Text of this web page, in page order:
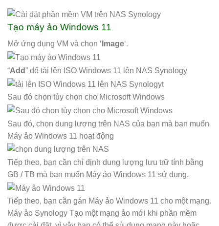
Tạo máy ảo Windows 11
Mở ứng dụng VM và chọn ‘ Image‘.
“Add” để tải lên ISO Windows 11 lên NAS Synology
Sau đó chọn tùy chọn cho Microsoft Windows
Sau đó, chọn dung lượng trên NAS của bạn mà bạn muốn
Máy ảo Windows 11 hoạt động
Tiếp theo, bạn cần chỉ định dung lượng lưu trữ tính bằng
GB / TB mà bạn muốn Máy ảo Windows 11 sử dụng.
Tiếp theo, bạn cần gán Máy ảo Windows 11 cho một mạng.
Máy ảo Synology Tạo một mạng ảo mới khi phần mềm